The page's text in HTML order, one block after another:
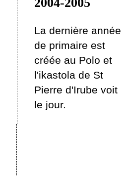
La dernière année
de primaire est
créée au Polo et
l'ikastola de St
Pierre d'Irube voit
le jour.